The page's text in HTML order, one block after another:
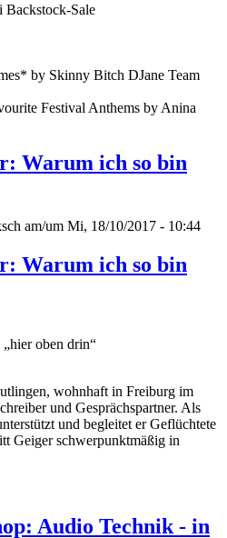
Backstock-Sale
by Skinny Bitch DJane Team
Festival Anthems by Anina
Warum ich so bin
am/um Mi, 18/10/2017 - 10:44
Warum ich so bin
oben drin“
wohnhaft in Freiburg im
und Gesprächspartner. Als
und begleitet er Geflüchtete
Geiger schwerpunktmäßig in
Audio Technik - in